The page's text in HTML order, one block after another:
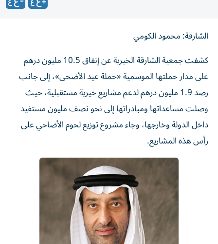
الشارقة: محمود الكومي
كشفت جمعية الشارقة الخيرية عن إنفاق 10.5 مليون درهم
على مدار حملتها الموسمية «حملة عيد الأضحى»، إلى جانب
رصد 1.9 مليون درهم لدعم مشاريع خيرية مستقبلية، حيث
وصلت مساعداتها ومبادراتها إلى نحو نصف مليون مستفيد
داخل الدولة وخارجها، وجاء مشروع توزيع لحوم الأضاحي على
رأس هذه المشاريع.